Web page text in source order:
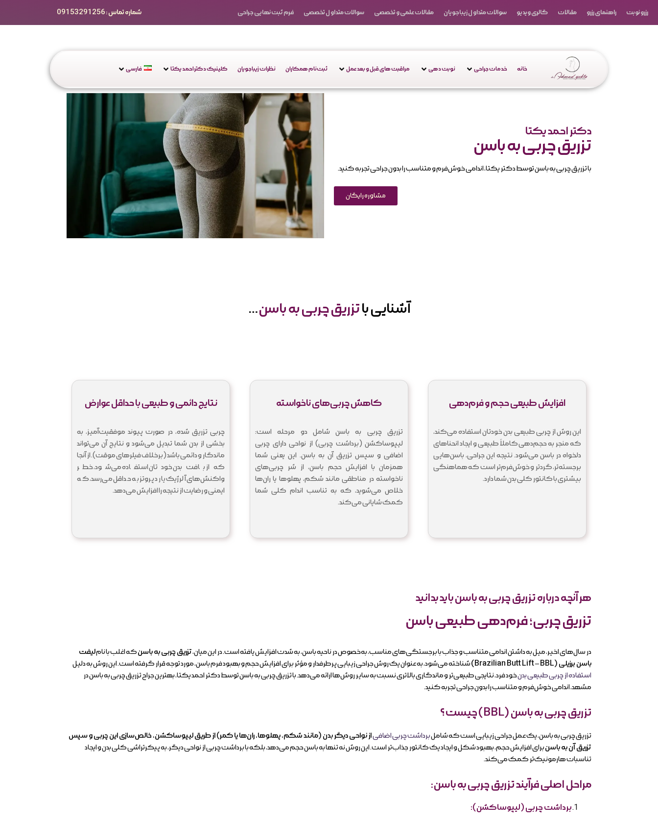
رزرو نوبت راهنمای رزرو مقالات گالری ویدیو سوالات متداول زیباجویان مقالات علمی و تخصصی سوالات متداول تخصصی فرم ثبت نهایی جراحی شماره تماس : 09153291256
خانه خدمات جراحی نوبت دهی مراقبت های قبل و بعد عمل ثبت‌نام همکاران نظرات زیباجویان کلینیک دکتر احمد یکتا فارسی
دکتر احمد یکتا
تزریق چربی به باسن
با تزریق چربی به باسن توسط دکتر یکتا، اندامی خوش‌فرم و متناسب را بدون جراحی تجربه کنید.
مشاوره رایگان
آشنایی باتزریق چربی به باسن…
افزایش طبیعی حجم و فرم‌دهی
این روش از چربی طبیعی بدن خودتان استفاده می‌کند،
که منجر به حجم‌دهی کاملاً طبیعی و ایجاد انحناهای
دلخواه در باسن می‌شود. نتیجه این جراحی، باسن‌هایی
برجسته‌تر، گردتر و خوش‌فرم‌تر است که هماهنگی
بیشتری با کانتور کلی بدن شما دارد.
کاهش چربی‌های ناخواسته
تزریق چربی به باسن شامل دو مرحله است:
لیپوساکشن (برداشت چربی) از نواحی دارای چربی
اضافی و سپس تزریق آن به باسن. این یعنی شما
همزمان با افزایش حجم باسن، از شر چربی‌های
ناخواسته در مناطقی مانند شکم، پهلوها یا ران‌ها
خلاص می‌شوید، که به تناسب اندام کلی شما
کمک شایانی می‌کند.
نتایج دائمی و طبیعی با حداقل عوارض
چربی تزریق شده، در صورت پیوند موفقیت‌آمیز، به
بخشی از بدن شما تبدیل می‌شود و نتایج آن می‌تواند
ماندگار و دائمی باشد (برخلاف فیلرهای موقت). از آنجا
که از بافت بدن خودتان استفاده می‌شود، خطر
واکنش‌های آلرژیک یا رد پروتز به حداقل می‌رسد، که
ایمنی و رضایت از نتیجه را افزایش می‌دهد.
هر آنچه درباره تزریق چربی به باسن باید بدانید
تزریق چربی؛ فرم‌دهی طبیعی باسن
در سال‌های اخیر، میل به داشتن اندامی متناسب و جذاب با برجستگی‌های مناسب، به‌خصوص در ناحیه باسن، به شدت افزایش یافته است. در این میان،تزریق چربی به باسنکه اغلب با ناملیفت
باسن برزیلی (Brazilian Butt Lift – BBL)
شناخته می‌شود، به عنوان یک روش جراحی زیبایی پرطرفدار و مؤثر برای افزایش حجم و بهبود فرم باسن، مورد توجه قرار گرفته است. این روش به دلیل
استفاده از چربی طبیعی بدنخود فرد، نتایجی طبیعی‌تر و ماندگاری بالاتری نسبت به سایر روش‌ها ارائه می‌دهد. با تزریق چربی به باسن توسط دکتر احمد یکتا، بهترین جراح تزریق چربی به باسن در
مشهد، اندامی خوش‌فرم و متناسب را بدون جراحی تجربه کنید.
تزریق چربی به باسن(BBL) چیست؟
تزریق چربی به باسن، یک عمل جراحی زیبایی است که شاملبرداشت چربی اضافیاز نواحی دیگر بدن (مانند شکم، پهلوها، ران‌ها یا کمر) از طریق لیپوساکشن، خالص‌سازی این چربی و سپس
تزریق آن به باسنبرای افزایش حجم، بهبود شکل و ایجاد یک کانتور جذاب‌تر است. این روش نه تنها به باسن حجم می‌دهد، بلکه با برداشت چربی از نواحی دیگر، به پیکرتراشی کلی بدن و ایجاد
تناسبات هارمونیک‌تر کمک می‌کند.
مراحل اصلی فرآیند تزریق چربی به باسن:
برداشت چربی (لیپوساکشن):